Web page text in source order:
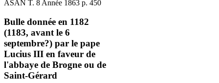
ASAN T. 8 Année 1863 p. 450
Bulle donnée en 1182
(1183, avant le 6
septembre?) par le pape
Lucius III en faveur de
l'abbaye de Brogne ou de
Saint-Gérard